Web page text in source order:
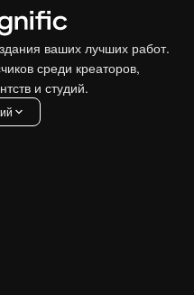
ваших лучших работ.
среди креаторов,
и студий.